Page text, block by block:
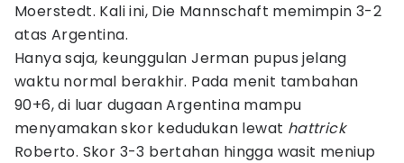
Moerstedt. Kali ini, Die Mannschaft memimpin 3-2
atas Argentina.
Hanya saja, keunggulan Jerman pupus jelang
waktu normal berakhir. Pada menit tambahan
90+6, di luar dugaan Argentina mampu
menyamakan skor kedudukan lewat hattrick
Roberto. Skor 3-3 bertahan hingga wasit meniup